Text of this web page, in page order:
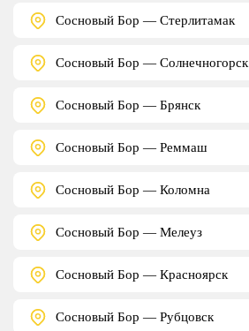
Сосновый Бор — Стерлитамак
Сосновый Бор — Солнечногорск
Сосновый Бор — Брянск
Сосновый Бор — Реммаш
Сосновый Бор — Коломна
Сосновый Бор — Мелеуз
Сосновый Бор — Красноярск
Сосновый Бор — Рубцовск